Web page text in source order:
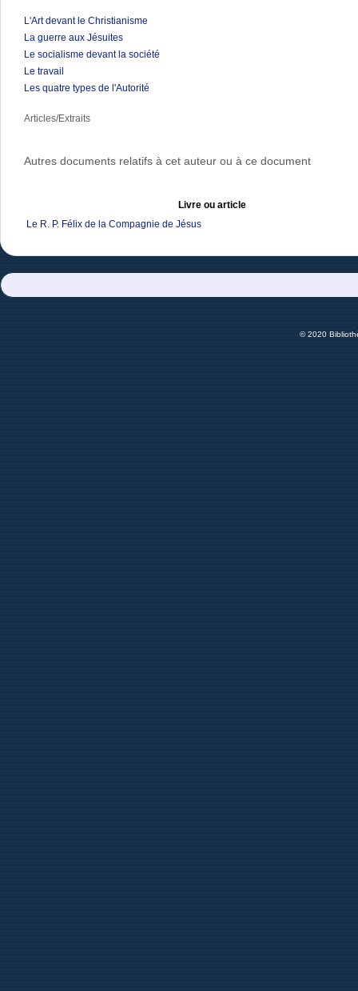
L'Art devant le Christianisme
La guerre aux Jésuites
Le socialisme devant la société
Le travail
Les quatre types de l'Autorité
Articles/Extraits
Autres documents relatifs à cet auteur ou à ce document
Livre ou article
Le R. P. Félix de la Compagnie de Jésus
© 2020